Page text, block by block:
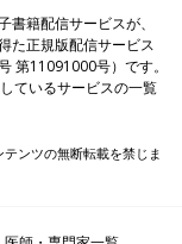
ぜひチェックして
婦のWEBライタ
書籍配信サービスが、
た正規版配信サービス
第11091000号）です。
ているサービスの一覧
ンツの無断転載を禁じま